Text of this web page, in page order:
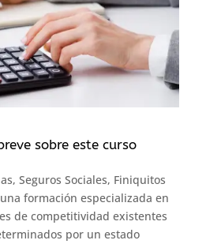
sobre este curso
Seguros Sociales, Finiquitos
formación especializada en
de competitividad existentes
por un estado